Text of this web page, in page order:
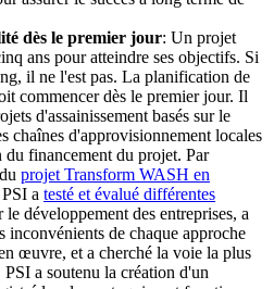
dès le premier jour: Un projet
ans pour atteindre ses objectifs. Si
il ne l'est pas. La planification de
commencer dès le premier jour. Il
d'assainissement basés sur le
chaînes d'approvisionnement locales
financement du projet. Par
projet Transform WASH en
a testé et évalué différentes
le développement des entreprises, a
inconvénients de chaque approche
œuvre, et a cherché la voie la plus
a soutenu la création d'un